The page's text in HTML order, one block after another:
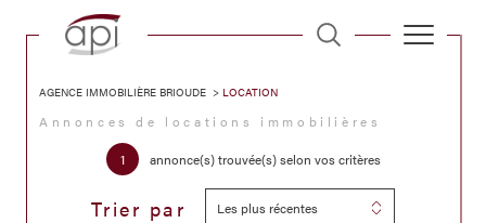
AGENCE IMMOBILIÈRE BRIOUDE LOCATION
Annonces de locations immobilières
1
annonce(s) trouvée(s) selon vos critères
Trier par Les plus récentes